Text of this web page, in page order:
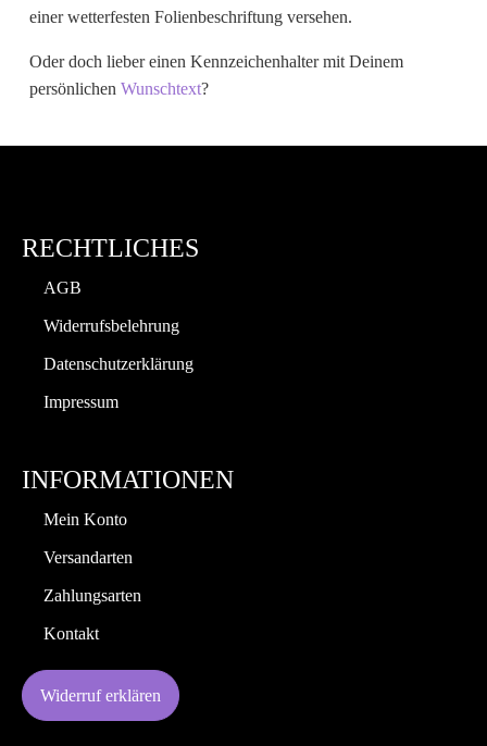
einer wetterfesten Folienbeschriftung versehen.
Oder doch lieber einen Kennzeichenhalter mit Deinem
persönlichen Wunschtext?
RECHTLICHES
AGB
Widerrufsbelehrung
Datenschutzerklärung
Impressum
INFORMATIONEN
Mein Konto
Versandarten
Zahlungsarten
Kontakt
Widerruf erklären